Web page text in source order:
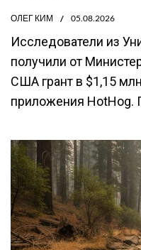
ОЛЕГ КИМ 05.08.2026
Исследователи из
получили от
США грант в $1,15
приложения HotHog.